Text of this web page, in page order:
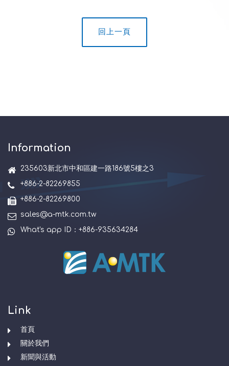
回上一頁
Information
235603新北市中和區建一路186號5樓之3
+886-2-82269855
+886-2-82269800
sales@a-mtk.com.tw
What's app ID：+886-935634284
Link
首頁
關於我們
新聞與活動